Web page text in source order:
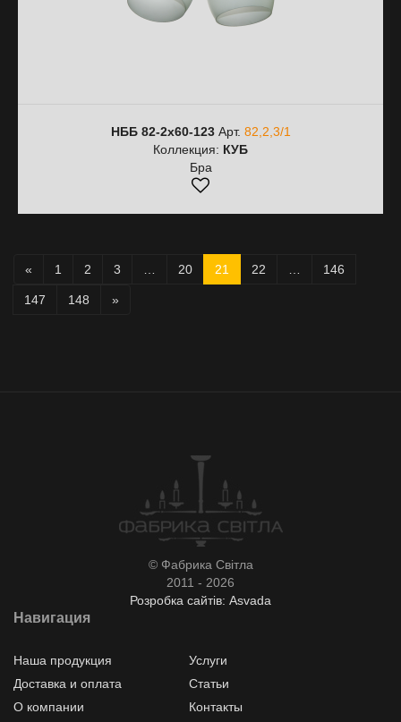
НББ 82-2х60-123Арт. 82,2,3/1
Коллекция: КУБ
Бра
« 1 2 3 20 21 22 146
147 148 »
© Фабрика Світла
2011 - 2026
Розробка сайтів: Asvada
Навигация
Наша продукция
Услуги
Доставка и оплата
Статьи
О компании
Контакты